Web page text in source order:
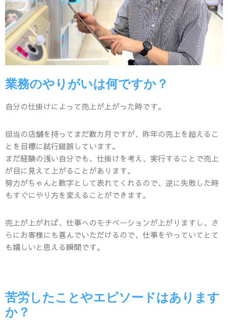
業務のやりがいは何ですか？
自分の仕掛けによって売上が上がった時です。
担当の店舗を持ってまだ数カ月ですが、昨年の売上を超えるこ
とを目標に試行錯誤しています。
まだ経験の浅い自分でも、仕掛けを考え、実行することで売上
が目に見えて上がることがあります。
努力がちゃんと数字として表れてくれるので、逆に失敗した時
もすぐにやり方を変えることができます。
売上が上がれば、仕事へのモチベーションが上がりますし、さ
らにお客様にも喜んでいただけるので、仕事をやっていてとて
も嬉しいと思える瞬間です。
苦労したことやエピソードはあります
か？